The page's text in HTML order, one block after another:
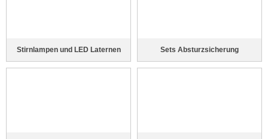
Stirnlampen und LED Laternen Sets Absturzsicherung